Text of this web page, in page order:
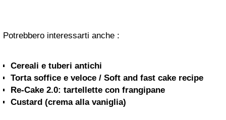
Potrebbero interessarti anche :
Cereali e tuberi antichi
Torta soffice e veloce / Soft and fast cake recipe
Re-Cake 2.0: tartellette con frangipane
Custard (crema alla vaniglia)